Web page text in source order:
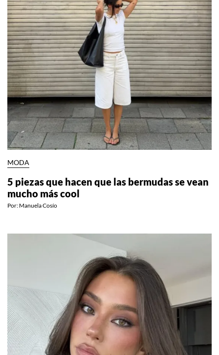
MODA
5 piezas que hacen que las bermudas se vean
mucho más cool
Por: Manuela Cosío